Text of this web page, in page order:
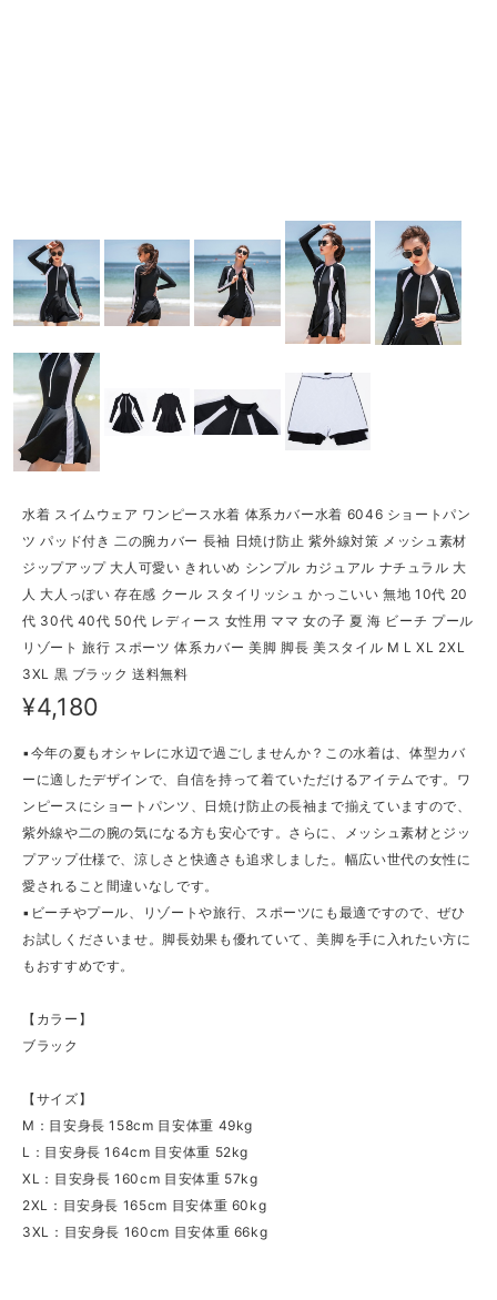
水着 スイムウェア ワンピース水着 体系カバー水着 6046 ショートパン
ツ パッド付き 二の腕カバー 長袖 日焼け防止 紫外線対策 メッシュ素材
ジップアップ 大人可愛い きれいめ シンプル カジュアル ナチュラル 大
人 大人っぽい 存在感 クール スタイリッシュ かっこいい 無地 10代 20
代 30代 40代 50代 レディース 女性用 ママ 女の子 夏 海 ビーチ プール
リゾート 旅行 スポーツ 体系カバー 美脚 脚長 美スタイル M L XL 2XL
3XL 黒 ブラック 送料無料
¥4,180
▪今年の夏もオシャレに水辺で過ごしませんか？この水着は、体型カバ
ーに適したデザインで、自信を持って着ていただけるアイテムです。ワ
ンピースにショートパンツ、日焼け防止の長袖まで揃えていますので、
紫外線や二の腕の気になる方も安心です。さらに、メッシュ素材とジッ
プアップ仕様で、涼しさと快適さも追求しました。幅広い世代の女性に
愛されること間違いなしです。
▪ビーチやプール、リゾートや旅行、スポーツにも最適ですので、ぜひ
お試しくださいませ。脚長効果も優れていて、美脚を手に入れたい方に
もおすすめです。
【カラー】
ブラック
【サイズ】
M：目安身長 158cm 目安体重 49kg
L：目安身長 164cm 目安体重 52kg
XL：目安身長 160cm 目安体重 57kg
2XL：目安身長 165cm 目安体重 60kg
3XL：目安身長 160cm 目安体重 66kg